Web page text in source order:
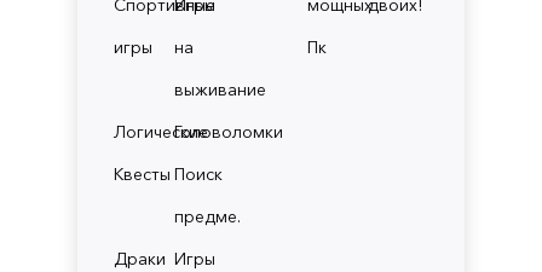
Спортивные
игры
Игры
на
выживание
ЛогическиеГоловоломки
Квесты Поиск
предме.
Драки Игры
мощных
Пк
двоих!